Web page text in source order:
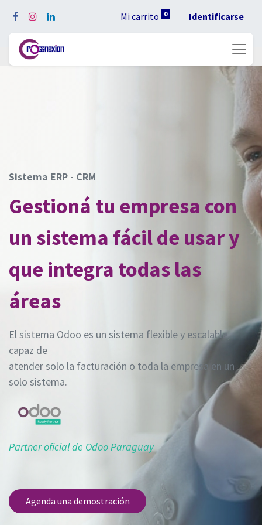
Mi carrito 0 Identificarse
Sistema ERP - CRM
Gestioná tu empresa con
un sistema fácil de usar y
que integra todas las
áreas
El sistema Odoo es un sistema flexible y escalable,
capaz de
atender solo la facturación o toda la empresa en un
solo sistema.
Partner oficial de Odoo Paraguay
Agenda una demostración